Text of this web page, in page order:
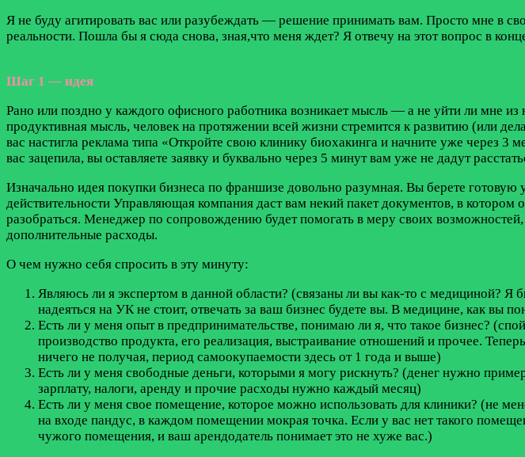
Я не буду агитировать вас или разубеждать — решение принимать вам. Просто мне в
реальности. Пошла бы я сюда снова, зная,что меня ждет? Я отвечу на этот вопрос в
Шаг 1 — идея
Рано или поздно у каждого офисного работника возникает мысль — а не уйти ли мне
продуктивная мысль, человек на протяжении всей жизни стремится к развитию (или
вас настигла реклама типа «Откройте свою клинику биохакинга и начните уже через
вас зацепила, вы оставляете заявку и буквально через 5 минут вам уже не дадут
Изначально идея покупки бизнеса по франшизе довольно разумная. Вы берете
действительности Управляющая компания даст вам некий пакет документов, в котором
разобраться. Менеджер по сопровождению будет помогать в меру своих возможностей,
дополнительные расходы.
О чем нужно себя спросить в эту минуту:
Являюсь ли я экспертом в данной области? (связаны ли вы как-то с медициной?
надеяться на УК не стоит, отвечать за ваш бизнес будете вы. В медицине, как вы
Есть ли у меня опыт в предпринимательстве, понимаю ли я, что такое бизнес?
производство продукта, его реализация, выстраивание отношений и прочее.
ничего не получая, период самоокупаемости здесь от 1 года и выше)
Есть ли у меня свободные деньги, которыми я могу рискнуть? (денег нужно
зарплату, налоги, аренду и прочие расходы нужно каждый месяц)
Есть ли у меня свое помещение, которое можно использовать для клиники? (не
на входе пандус, в каждом помещении мокрая точка. Если у вас нет такого
чужого помещения, и ваш арендодатель понимает это не хуже вас.)